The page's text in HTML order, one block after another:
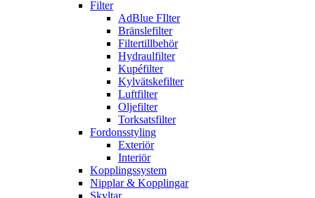
Filter
AdBlue FIlter
Bränslefilter
Filtertillbehör
Hydraulfilter
Kupéfilter
Kylvätskefilter
Luftfilter
Oljefilter
Torksatsfilter
Fordonsstyling
Exteriör
Interiör
Kopplingssystem
Nipplar & Kopplingar
Skyltar